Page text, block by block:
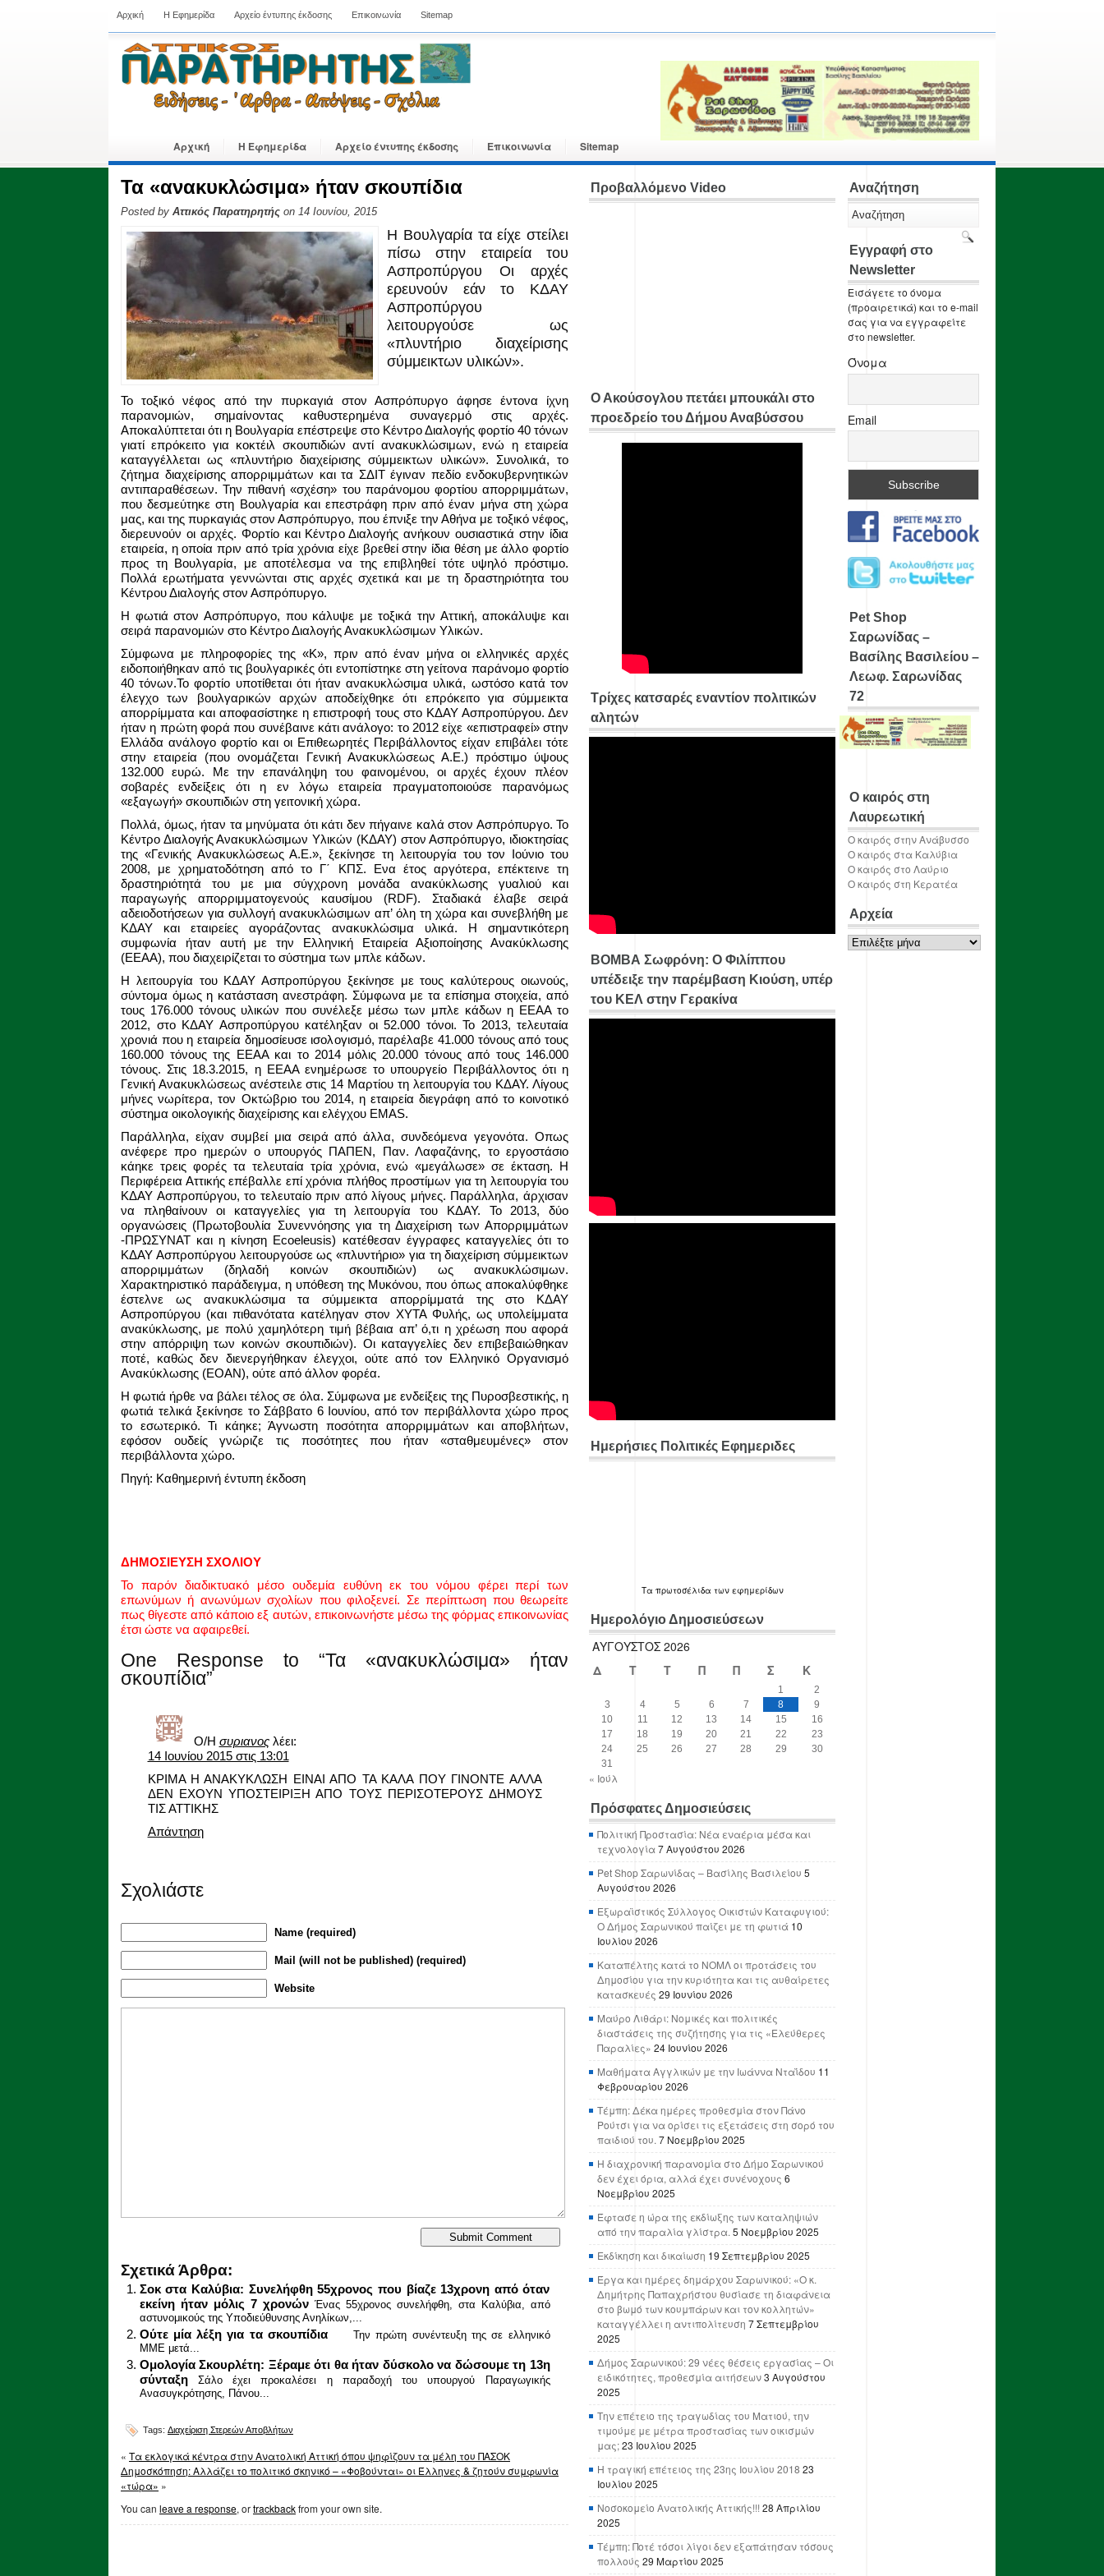
Αρχική Η Εφημερίδα Αρχείο έντυπης έκδοσης Επικοινωνία Sitemap
Αρχική Η Εφημερίδα Αρχείο έντυπης έκδοσης Επικοινωνία Sitemap
Τα «ανακυκλώσιμα» ήταν σκουπίδια
Posted by Αττικός Παρατηρητής on 14 Ιουνίου, 2015
Η Βουλγαρία τα είχε στείλει
πίσω στην εταιρεία του
Ασπροπύργου Οι αρχές
ερευνούν εάν το ΚΔΑΥ
Ασπροπύργου
λειτουργούσε ως
«πλυντήριο διαχείρισης
σύμμεικτων υλικών».
Το τοξικό νέφος από την πυρκαγιά στον Ασπρόπυργο άφησε έντονα ίχνη
παρανομιών, σημαίνοντας καθυστερημένα συναγερμό στις αρχές.
Αποκαλύπτεται ότι η Βουλγαρία επέστρεψε στο Κέντρο Διαλογής φορτίο 40 τόνων
γιατί επρόκειτο για κοκτέιλ σκουπιδιών αντί ανακυκλώσιμων, ενώ η εταιρεία
καταγγέλλεται ως «πλυντήριο διαχείρισης σύμμεικτων υλικών». Συνολικά, το
ζήτημα διαχείρισης απορριμμάτων και τα ΣΔΙΤ έγιναν πεδίο ενδοκυβερνητικών
αντιπαραθέσεων. Την πιθανή «σχέση» του παράνομου φορτίου απορριμμάτων,
που δεσμεύτηκε στη Βουλγαρία και επεστράφη πριν από έναν μήνα στη χώρα
μας, και της πυρκαγιάς στον Ασπρόπυργο, που έπνιξε την Αθήνα με τοξικό νέφος,
διερευνούν οι αρχές. Φορτίο και Κέντρο Διαλογής ανήκουν ουσιαστικά στην ίδια
εταιρεία, η οποία πριν από τρία χρόνια είχε βρεθεί στην ίδια θέση με άλλο φορτίο
προς τη Βουλγαρία, με αποτέλεσμα να της επιβληθεί τότε υψηλό πρόστιμο.
Πολλά ερωτήματα γεννώνται στις αρχές σχετικά και με τη δραστηριότητα του
Κέντρου Διαλογής στον Ασπρόπυργο.
Η φωτιά στον Ασπρόπυργο, που κάλυψε με τοξικά την Αττική, αποκάλυψε και
σειρά παρανομιών στο Κέντρο Διαλογής Ανακυκλώσιμων Υλικών.
Σύμφωνα με πληροφορίες της «Κ», πριν από έναν μήνα οι ελληνικές αρχές
ειδοποιήθηκαν από τις βουλγαρικές ότι εντοπίστηκε στη γείτονα παράνομο φορτίο
40 τόνων.Το φορτίο υποτίθεται ότι ήταν ανακυκλώσιμα υλικά, ωστόσο κατά τον
έλεγχο των βουλγαρικών αρχών αποδείχθηκε ότι επρόκειτο για σύμμεικτα
απορρίμματα και αποφασίστηκε η επιστροφή τους στο ΚΔΑΥ Ασπροπύργου. Δεν
ήταν η πρώτη φορά που συνέβαινε κάτι ανάλογο: το 2012 είχε «επιστραφεί» στην
Ελλάδα ανάλογο φορτίο και οι Επιθεωρητές Περιβάλλοντος είχαν επιβάλει τότε
στην εταιρεία (που ονομάζεται Γενική Ανακυκλώσεως Α.Ε.) πρόστιμο ύψους
132.000 ευρώ. Με την επανάληψη του φαινομένου, οι αρχές έχουν πλέον
σοβαρές ενδείξεις ότι η εν λόγω εταιρεία πραγματοποιούσε παρανόμως
«εξαγωγή» σκουπιδιών στη γειτονική χώρα.
Πολλά, όμως, ήταν τα μηνύματα ότι κάτι δεν πήγαινε καλά στον Ασπρόπυργο. Το
Κέντρο Διαλογής Ανακυκλώσιμων Υλικών (ΚΔΑΥ) στον Ασπρόπυργο, ιδιοκτησίας
της «Γενικής Ανακυκλώσεως Α.Ε.», ξεκίνησε τη λειτουργία του τον Ιούνιο του
2008, με χρηματοδότηση από το Γ΄ ΚΠΣ. Ενα έτος αργότερα, επέκτεινε τη
δραστηριότητά του με μια σύγχρονη μονάδα ανακύκλωσης γυαλιού και
παραγωγής απορριμματογενούς καυσίμου (RDF). Σταδιακά έλαβε σειρά
αδειοδοτήσεων για συλλογή ανακυκλώσιμων απ’ όλη τη χώρα και συνεβλήθη με
ΚΔΑΥ και εταιρείες αγοράζοντας ανακυκλώσιμα υλικά. Η σημαντικότερη
συμφωνία ήταν αυτή με την Ελληνική Εταιρεία Αξιοποίησης Ανακύκλωσης
(ΕΕΑΑ), που διαχειρίζεται το σύστημα των μπλε κάδων.
Η λειτουργία του ΚΔΑΥ Ασπροπύργου ξεκίνησε με τους καλύτερους οιωνούς,
σύντομα όμως η κατάσταση ανεστράφη. Σύμφωνα με τα επίσημα στοιχεία, από
τους 176.000 τόνους υλικών που συνέλεξε μέσω των μπλε κάδων η ΕΕΑΑ το
2012, στο ΚΔΑΥ Ασπροπύργου κατέληξαν οι 52.000 τόνοι. Το 2013, τελευταία
χρονιά που η εταιρεία δημοσίευσε ισολογισμό, παρέλαβε 41.000 τόνους από τους
160.000 τόνους της ΕΕΑΑ και το 2014 μόλις 20.000 τόνους από τους 146.000
τόνους. Στις 18.3.2015, η ΕΕΑΑ ενημέρωσε το υπουργείο Περιβάλλοντος ότι η
Γενική Ανακυκλώσεως ανέστειλε στις 14 Μαρτίου τη λειτουργία του ΚΔΑΥ. Λίγους
μήνες νωρίτερα, τον Οκτώβριο του 2014, η εταιρεία διεγράφη από το κοινοτικό
σύστημα οικολογικής διαχείρισης και ελέγχου EMAS.
Παράλληλα, είχαν συμβεί μια σειρά από άλλα, συνδεόμενα γεγονότα. Οπως
ανέφερε προ ημερών ο υπουργός ΠΑΠΕΝ, Παν. Λαφαζάνης, το εργοστάσιο
κάηκε τρεις φορές τα τελευταία τρία χρόνια, ενώ «μεγάλωσε» σε έκταση. Η
Περιφέρεια Αττικής επέβαλλε επί χρόνια πλήθος προστίμων για τη λειτουργία του
ΚΔΑΥ Ασπροπύργου, το τελευταίο πριν από λίγους μήνες. Παράλληλα, άρχισαν
να πληθαίνουν οι καταγγελίες για τη λειτουργία του ΚΔΑΥ. Το 2013, δύο
οργανώσεις (Πρωτοβουλία Συνεννόησης για τη Διαχείριση των Απορριμμάτων
-ΠΡΩΣΥΝΑΤ και η κίνηση Ecoeleusis) κατέθεσαν έγγραφες καταγγελίες ότι το
ΚΔΑΥ Ασπροπύργου λειτουργούσε ως «πλυντήριο» για τη διαχείριση σύμμεικτων
απορριμμάτων (δηλαδή κοινών σκουπιδιών) ως ανακυκλώσιμων.
Χαρακτηριστικό παράδειγμα, η υπόθεση της Μυκόνου, που όπως αποκαλύφθηκε
έστελνε ως ανακυκλώσιμα τα σύμμεικτα απορρίμματά της στο ΚΔΑΥ
Ασπροπύργου (και πιθανότατα κατέληγαν στον ΧΥΤΑ Φυλής, ως υπολείμματα
ανακύκλωσης, με πολύ χαμηλότερη τιμή βέβαια απ’ ό,τι η χρέωση που αφορά
στην απόρριψη των κοινών σκουπιδιών). Οι καταγγελίες δεν επιβεβαιώθηκαν
ποτέ, καθώς δεν διενεργήθηκαν έλεγχοι, ούτε από τον Ελληνικό Οργανισμό
Ανακύκλωσης (ΕΟΑΝ), ούτε από άλλον φορέα.
Η φωτιά ήρθε να βάλει τέλος σε όλα. Σύμφωνα με ενδείξεις της Πυροσβεστικής, η
φωτιά τελικά ξεκίνησε το Σάββατο 6 Ιουνίου, από τον περιβάλλοντα χώρο προς
το εσωτερικό. Τι κάηκε; Άγνωστη ποσότητα απορριμμάτων και αποβλήτων,
εφόσον ουδείς γνώριζε τις ποσότητες που ήταν «σταθμευμένες» στον
περιβάλλοντα χώρο.
Πηγή: Καθημερινή έντυπη έκδοση
ΔΗΜΟΣΙΕΥΣΗ ΣΧΟΛΙΟΥ
Το παρόν διαδικτυακό μέσο ουδεμία ευθύνη εκ του νόμου φέρει περί των
επωνύμων ή ανωνύμων σχολίων που φιλοξενεί. Σε περίπτωση που θεωρείτε
πως θίγεστε από κάποιο εξ αυτών, επικοινωνήστε μέσω της φόρμας επικοινωνίας
έτσι ώστε να αφαιρεθεί.
One Response to “Τα «ανακυκλώσιμα» ήταν
σκουπίδια”
Ο/Η συριανος λέει:
14 Ιουνίου 2015 στις 13:01
ΚΡΙΜΑ Η ΑΝΑΚΥΚΛΩΣΗ ΕΙΝΑΙ ΑΠΟ ΤΑ ΚΑΛΑ ΠΟΥ ΓΙΝΟΝΤΕ ΑΛΛΑ
ΔΕΝ ΕΧΟΥΝ ΥΠΟΣΤΕΙΡΙΞΗ ΑΠΟ ΤΟΥΣ ΠΕΡΙΣΟΤΕΡΟΥΣ ΔΗΜΟΥΣ
ΤΙΣ ΑΤΤΙΚΗΣ
Απάντηση
Σχολιάστε
Name (required)
Mail (will not be published) (required)
Website
Σχετικά Άρθρα:
Σοκ στα Καλύβια: Συνελήφθη 55χρονος που βίαζε 13χρονη από όταν
εκείνη ήταν μόλις 7 χρονών Ένας 55χρονος συνελήφθη, στα Καλύβια, από
αστυνομικούς της Υποδιεύθυνσης Ανηλίκων,...
Ούτε μία λέξη για τα σκουπίδια
Την πρώτη συνέντευξη της σε ελληνικό
ΜΜΕ μετά...
Ομολογία Σκουρλέτη: Ξέραμε ότι θα ήταν δύσκολο να δώσουμε τη 13η
σύνταξη
Σάλο έχει προκαλέσει η παραδοχή του υπουργού Παραγωγικής
Ανασυγκρότησης, Πάνου...
Tags: Διαχείριση Στερεών Αποβλήτων
« Τα εκλογικά κέντρα στην Ανατολική Αττική όπου ψηφίζουν τα μέλη του ΠΑΣΟΚ
Δημοσκόπηση: Αλλάζει το πολιτικό σκηνικό – «Φοβούνται» οι Έλληνες & ζητούν συμφωνία
«τώρα» »
You can leave a response, ortrackbackfrom your own site.
Προβαλλόμενο Video
Ο Ακούσογλου πετάει μπουκάλι στο
προεδρείο του Δήμου Αναβύσσου
Τρίχες κατσαρές εναντίον πολιτικών
αλητών
ΒΟΜΒΑ Σωφρόνη: Ο Φιλίππου
υπέδειξε την παρέμβαση Κιούση, υπέρ
του ΚΕΛ στην Γερακίνα
Ημερήσιες Πολιτικές Εφημεριδες
Τα πρωτοσέλιδα των εφημερίδων
Ημερολόγιο Δημοσιεύσεων
ΑΎΓΟΥΣΤΟΣ 2026
Δ
Τ Τ Π Π Σ Κ
1
2
3
4 5 6 7 8
9
10
11 12 13 14 15
16
17
18 19 20 21 22
23
24
25 26 27 28 29
30
31
« Ιούλ
Πρόσφατες Δημοσιεύσεις
Πολιτική Προστασία: Νέα εναέρια μέσα και
τεχνολογία7 Αυγούστου 2026
Pet Shop Σαρωνίδας – Βασίλης Βασιλείου 5
Αυγούστου 2026
Εξωραϊστικός Σύλλογος Οικιστών Καταφυγιού:
Ο Δήμος Σαρωνικού παίζει με τη φωτιά 10
Ιουλίου 2026
Καταπέλτης κατά το ΝΟΜΛ οι προτάσεις του
Δημοσίου για την κυριότητα και τις αυθαίρετες
κατασκευές 29 Ιουνίου 2026
Μαύρο Λιθάρι: Νομικές και πολιτικές
διαστάσεις της συζήτησης για τις «Ελεύθερες
Παραλίες» 24 Ιουνίου 2026
Μαθήματα Αγγλικών με την Ιωάννα Νταΐδου 11
Φεβρουαρίου 2026
Τέμπη: Δέκα ημέρες προθεσμία στον Πάνο
Ρούτσι για να ορίσει τις εξετάσεις στη σορό του
παιδιού του. 7 Νοεμβρίου 2025
Η διαχρονική παρανομία στο Δήμο Σαρωνικού
δεν έχει όρια, αλλά έχει συνένοχους 6
Νοεμβρίου 2025
Έφτασε η ώρα της εκδίωξης των καταληψιών
από την παραλία γλίστρα. 5 Νοεμβρίου 2025
Εκδίκηση και δικαίωση 19 Σεπτεμβρίου 2025
Έργα και ημέρες δημάρχου Σαρωνικού: «Ο κ.
Δημήτρης Παπαχρήστου θυσίασε τη διαφάνεια
στο βωμό των κουμπάρων και τον κολλητών»
καταγγέλλει η αντιπολίτευση 7 Σεπτεμβρίου
2025
Δήμος Σαρωνικού: 29 νέες θέσεις εργασίας – Οι
ειδικότητες, προθεσμία αιτήσεων3 Αυγούστου
2025
Την επέτειο της τραγωδίας του Ματιού, την
τιμούμε με μέτρα προστασίας των οικισμών
μας;23 Ιουλίου 2025
Η τραγική επέτειος της 23ης Ιουλίου 2018 23
Ιουλίου 2025
Νοσοκομείο Ανατολικής Αττικής!!! 28 Απριλίου
2025
Τέμπη: Ποτέ τόσοι λίγοι δεν εξαπάτησαν τόσους
πολλούς 29 Μαρτίου 2025
Αναζήτηση
Εγγραφή στο
Newsletter
Εισάγετε το όνομα
(προαιρετικά) και το e-mail
σας για να εγγραφείτε
στο newsletter.
Όνομα
Email
Pet Shop
Σαρωνίδας –
Βασίλης Βασιλείου –
Λεωφ. Σαρωνίδας
72
Ο καιρός στη
Λαυρεωτική
Ο καιρός στην Ανάβυσσο
Ο καιρός στα Καλύβια
Ο καιρός στο Λαύριο
Ο καιρός στη Κερατέα
Αρχεία
Αρχεία